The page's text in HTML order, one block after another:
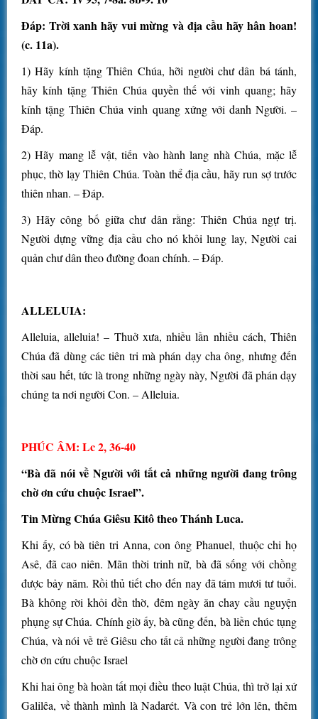
Đáp: Trời xanh hãy vui mừng và địa cầu hãy hân hoan!
(c. 11a).
1) Hãy kính tặng Thiên Chúa, hỡi người chư dân bá tánh,
hãy kính tặng Thiên Chúa quyền thế với vinh quang; hãy
kính tặng Thiên Chúa vinh quang xứng với danh Người. –
Đáp.
2) Hãy mang lễ vật, tiến vào hành lang nhà Chúa, mặc lễ
phục, thờ lạy Thiên Chúa. Toàn thể địa cầu, hãy run sợ trước
thiên nhan. – Đáp.
3) Hãy công bố giữa chư dân rằng: Thiên Chúa ngự trị.
Người dựng vững địa cầu cho nó khỏi lung lay, Người cai
quản chư dân theo đường đoan chính. – Đáp.
ALLELUIA:
Alleluia, alleluia! – Thuở xưa, nhiều lần nhiều cách, Thiên
Chúa đã dùng các tiên tri mà phán dạy cha ông, nhưng đến
thời sau hết, tức là trong những ngày này, Người đã phán dạy
chúng ta nơi người Con. – Alleluia.
PHÚC ÂM: Lc 2, 36-40
“Bà đã nói về Người với tất cả những người đang trông
chờ ơn cứu chuộc Israel”.
Tin Mừng Chúa Giêsu Kitô theo Thánh Luca.
Khi ấy, có bà tiên tri Anna, con ông Phanuel, thuộc chi họ
Asê, đã cao niên. Mãn thời trinh nữ, bà đã sống với chồng
được bảy năm. Rồi thủ tiết cho đến nay đã tám mươi tư tuổi.
Bà không rời khỏi đền thờ, đêm ngày ăn chay cầu nguyện
phụng sự Chúa. Chính giờ ấy, bà cũng đến, bà liền chúc tụng
Chúa, và nói về trẻ Giêsu cho tất cả những người đang trông
chờ ơn cứu chuộc Israel
Khi hai ông bà hoàn tất mọi điều theo luật Chúa, thì trở lại xứ
Galilêa, về thành mình là Nadarét. Và con trẻ lớn lên, thêm